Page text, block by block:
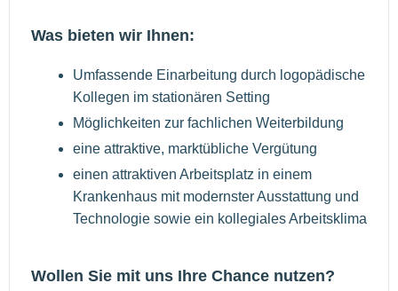
Was bieten wir Ihnen:
Umfassende Einarbeitung durch logopädische
Kollegen im stationären Setting
Möglichkeiten zur fachlichen Weiterbildung
eine attraktive, marktübliche Vergütung
einen attraktiven Arbeitsplatz in einem
Krankenhaus mit modernster Ausstattung und
Technologie sowie ein kollegiales Arbeitsklima
Wollen Sie mit uns Ihre Chance nutzen?